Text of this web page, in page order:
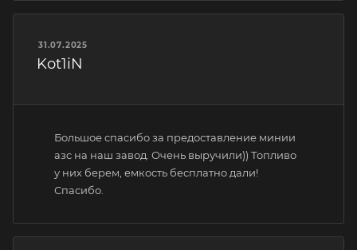
31.07.2025
Kot1iN
Большое спасибо за предоставление минии
азс на наш завод. Очень выручили)) Топливо
у них берем, емкость бесплатно дали!
Спасибо.